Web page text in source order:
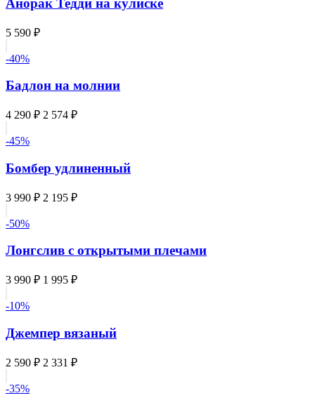
Анорак Тедди на кулиске
5 590 ₽
-40%
Бадлон на молнии
4 290 ₽ 2 574 ₽
-45%
Бомбер удлиненный
3 990 ₽ 2 195 ₽
-50%
Лонгслив с открытыми плечами
3 990 ₽ 1 995 ₽
-10%
Джемпер вязаный
2 590 ₽ 2 331 ₽
-35%